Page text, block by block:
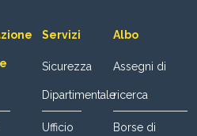
Servizi
Sicurezza
Dipartimentale
Ufficio
Albo
Assegni di
ricerca
Borse di